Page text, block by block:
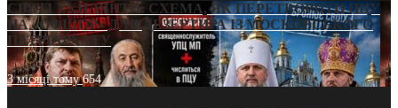
СВЯТІ УХИЛЯНТИ: СХЕМА, ЯК ПЕРЕТВОРИТИ ПЦУ
НА «ОФШОР» ДЛЯ ДЕЗЕРТИРА ІЗ МОСКОВСЬКОГО
ПАТРІАРХАТУ
3 місяці тому654